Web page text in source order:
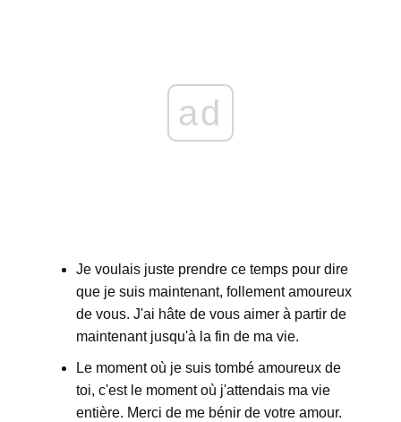
ad
Je voulais juste prendre ce temps pour dire
que je suis maintenant, follement amoureux
de vous. J'ai hâte de vous aimer à partir de
maintenant jusqu'à la fin de ma vie.
Le moment où je suis tombé amoureux de
toi, c'est le moment où j'attendais ma vie
entière. Merci de me bénir de votre amour.